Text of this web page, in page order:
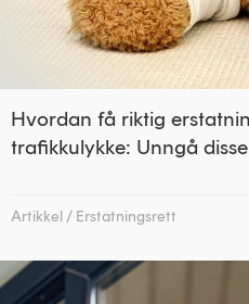
Hvordan få riktig
trafikkulykke: Unngå
Artikkel / Erstatningsrett